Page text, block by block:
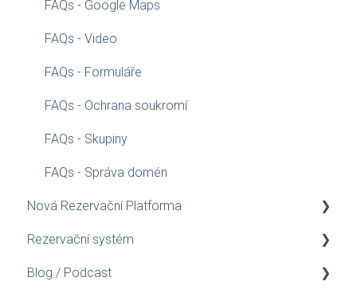
FAQs - Google Maps
FAQs - Video
FAQs - Formuláře
FAQs - Ochrana soukromí
FAQs - Skupiny
FAQs - Správa domén
Nová Rezervační Platforma
Průvodce konfigurací
Instalační Průvodce pro Webmastery
Rezervační systém
Dárkový Poukaz
Blog / Podcast